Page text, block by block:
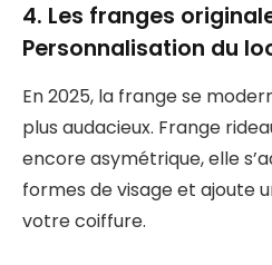
4. Les franges
Personnalisation du
En 2025, la frange se
plus audacieux. Frange
encore asymétrique, elle
formes de visage et ajoute
votre coiffure.